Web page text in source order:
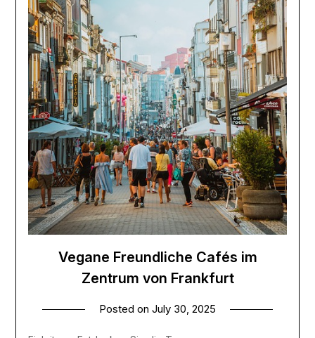
Vegane Freundliche Cafés im
Zentrum von Frankfurt
Posted on July 30, 2025